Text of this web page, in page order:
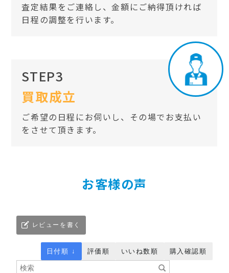
査定結果をご連絡し、金額にご納得頂ければ
日程の調整を行います。
STEP3
買取成立
ご希望の日程にお伺いし、その場でお支払い
をさせて頂きます。
お客様の声
レビューを書く
日付順 ↓ 評価順 いいね数順 購入確認順